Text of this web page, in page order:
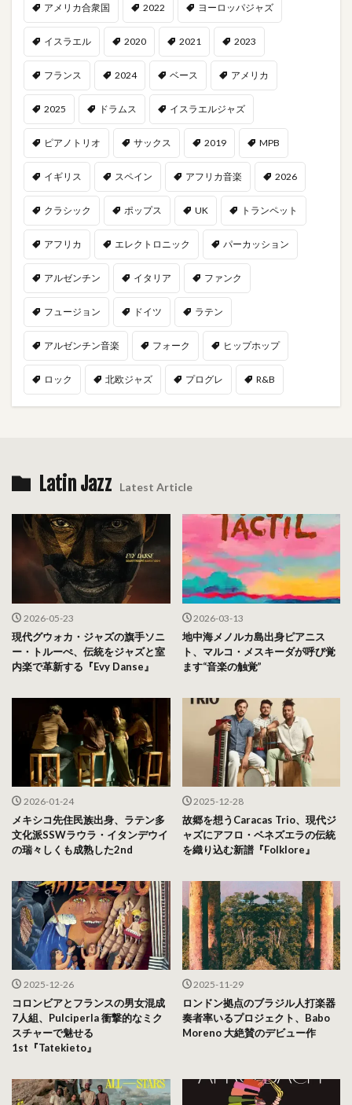
アメリカ合衆国 2022 ヨーロッパジャズ
イスラエル 2020 2021 2023
フランス 2024 ベース アメリカ
2025 ドラムス イスラエルジャズ
ピアノトリオ サックス 2019 MPB
イギリス スペイン アフリカ音楽 2026
クラシック ポップス UK トランペット
アフリカ エレクトロニック パーカッション
アルゼンチン イタリア ファンク
フュージョン ドイツ ラテン
アルゼンチン音楽 フォーク ヒップホップ
ロック 北欧ジャズ プログレ R&B
Latin Jazz Latest Article
2026-05-23
現代グウォカ・ジャズの旗手ソニ
ー・トルーぺ、伝統をジャズと室
内楽で革新する『Evy Danse』
2026-03-13
地中海メノルカ島出身ピアニス
ト、マルコ・メスキーダが呼び覚
ます“音楽の触覚”
2026-01-24
メキシコ先住民族出身、ラテン多
文化派SSWラウラ・イタンデウイ
の瑞々しくも成熟した2nd
2025-12-28
故郷を想うCaracas Trio、現代ジ
ャズにアフロ・ベネズエラの伝統
を織り込む新譜『Folklore』
2025-12-26
コロンビアとフランスの男女混成
7人組、Pulciperla 衝撃的なミク
スチャーで魅せる
1st『Tatekieto』
2025-11-29
ロンドン拠点のブラジル人打楽器
奏者率いるプロジェクト、Babo
Moreno 大絶賛のデビュー作